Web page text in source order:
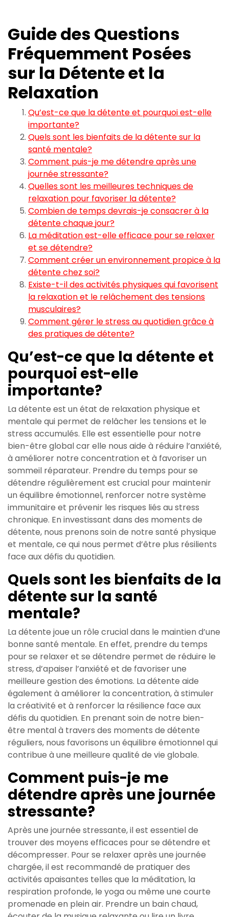
Guide des Questions
Fréquemment Posées
sur la Détente et la
Relaxation
Qu’est-ce que la détente et pourquoi est-elle
importante?
Quels sont les bienfaits de la détente sur la
santé mentale?
Comment puis-je me détendre après une
journée stressante?
Quelles sont les meilleures techniques de
relaxation pour favoriser la détente?
Combien de temps devrais-je consacrer à la
détente chaque jour?
La méditation est-elle efficace pour se relaxer
et se détendre?
Comment créer un environnement propice à la
détente chez soi?
Existe-t-il des activités physiques qui favorisent
la relaxation et le relâchement des tensions
musculaires?
Comment gérer le stress au quotidien grâce à
des pratiques de détente?
Qu’est-ce que la détente et
pourquoi est-elle
importante?
La détente est un état de relaxation physique et
mentale qui permet de relâcher les tensions et le
stress accumulés. Elle est essentielle pour notre
bien-être global car elle nous aide à réduire l’anxiété,
à améliorer notre concentration et à favoriser un
sommeil réparateur. Prendre du temps pour se
détendre régulièrement est crucial pour maintenir
un équilibre émotionnel, renforcer notre système
immunitaire et prévenir les risques liés au stress
chronique. En investissant dans des moments de
détente, nous prenons soin de notre santé physique
et mentale, ce qui nous permet d’être plus résilients
face aux défis du quotidien.
Quels sont les bienfaits de la
détente sur la santé
mentale?
La détente joue un rôle crucial dans le maintien d’une
bonne santé mentale. En effet, prendre du temps
pour se relaxer et se détendre permet de réduire le
stress, d’apaiser l’anxiété et de favoriser une
meilleure gestion des émotions. La détente aide
également à améliorer la concentration, à stimuler
la créativité et à renforcer la résilience face aux
défis du quotidien. En prenant soin de notre bien-
être mental à travers des moments de détente
réguliers, nous favorisons un équilibre émotionnel qui
contribue à une meilleure qualité de vie globale.
Comment puis-je me
détendre après une journée
stressante?
Après une journée stressante, il est essentiel de
trouver des moyens efficaces pour se détendre et
décompresser. Pour se relaxer après une journée
chargée, il est recommandé de pratiquer des
activités apaisantes telles que la méditation, la
respiration profonde, le yoga ou même une courte
promenade en plein air. Prendre un bain chaud,